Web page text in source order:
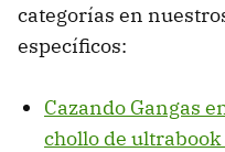
categorías en
específicos:
Cazando Gangas
chollo de ultrabook